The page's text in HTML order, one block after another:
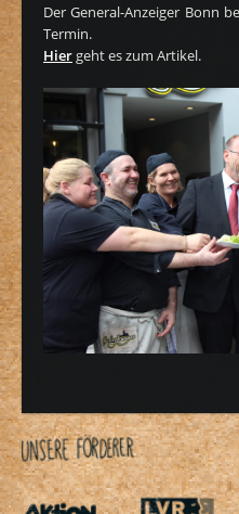
Der General-Anzeiger Bonn
Termin.
Hiergeht es zum Artikel.